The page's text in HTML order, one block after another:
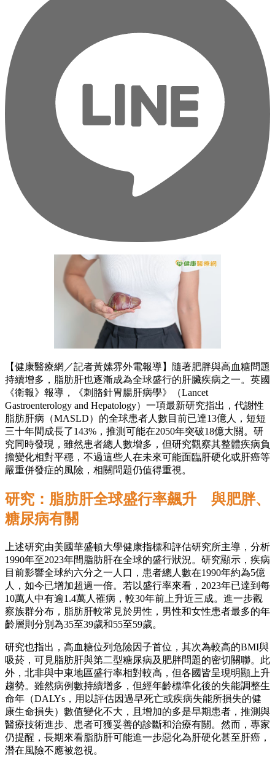
【健康醫療網／記者黃嫊雰外電報導】隨著肥胖與高血糖問題
持續增多，脂肪肝也逐漸成為全球盛行的肝臟疾病之一。英國
《衛報》報導，《刺胳針胃腸肝病學》（Lancet
Gastroenterology and Hepatology）一項最新研究指出，代謝性
脂肪肝病（MASLD）的全球患者人數目前已達13億人，短短
三十年間成長了143%，推測可能在2050年突破18億大關。研
究同時發現，雖然患者總人數增多，但研究觀察其整體疾病負
擔變化相對平穩，不過這些人在未來可能面臨肝硬化或肝癌等
嚴重併發症的風險，相關問題仍值得重視。
研究：脂肪肝全球盛行率飆升 與肥胖、
糖尿病有關
上述研究由美國華盛頓大學健康指標和評估研究所主導，分析
1990年至2023年間脂肪肝在全球的盛行狀況。研究顯示，疾病
目前影響全球約六分之一人口，患者總人數在1990年約為5億
人，如今已增加超過一倍。若以盛行率來看，2023年已達到每
10萬人中有逾1.4萬人罹病，較30年前上升近三成。進一步觀
察族群分布，脂肪肝較常見於男性，男性和女性患者最多的年
齡層則分別為35至39歲和55至59歲。
研究也指出，高血糖位列危險因子首位，其次為較高的BMI與
吸菸，可見脂肪肝與第二型糖尿病及肥胖問題的密切關聯。此
外，北非與中東地區盛行率相對較高，但各國皆呈現明顯上升
趨勢。雖然病例數持續增多，但經年齡標準化後的失能調整生
命年（DALYs，用以評估因過早死亡或疾病失能所損失的健
康生命損失）數值變化不大，且增加的多是早期患者，推測與
醫療技術進步、患者可獲妥善的診斷和治療有關。然而，專家
仍提醒，長期來看脂肪肝可能進一步惡化為肝硬化甚至肝癌，
潛在風險不應被忽視。